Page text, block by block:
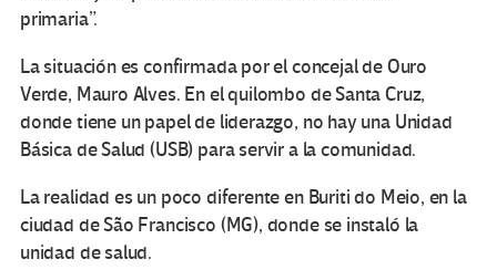
primaria”.
La situación es confirmada por el concejal de Ouro
Verde, Mauro Alves. En el quilombo de Santa Cruz,
donde tiene un papel de liderazgo, no hay una Unidad
Básica de Salud (USB) para servir a la comunidad.
La realidad es un poco diferente en Buriti do Meio, en la
ciudad de São Francisco (MG), donde se instaló la
unidad de salud.